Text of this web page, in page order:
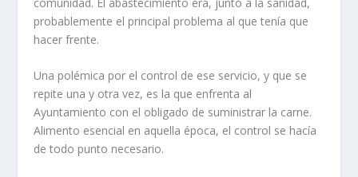
probablemente el principal problema al que tenía que
hacer frente.
Una polémica por el control de ese servicio, y que se
repite una y otra vez, es la que enfrenta al
Ayuntamiento con el obligado de suministrar la carne.
Alimento esencial en aquella época, el control se hacía
de todo punto necesario.